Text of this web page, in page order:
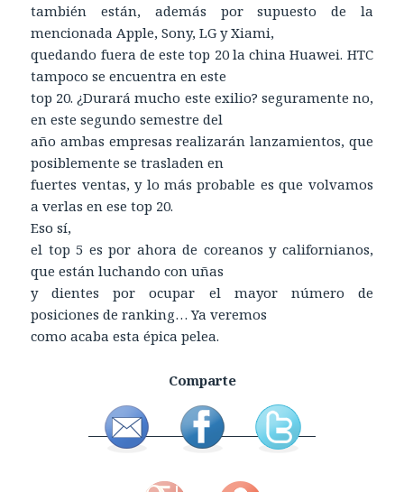
también están, además por supuesto de la
mencionada Apple, Sony, LG y Xiami,
quedando fuera de este top 20 la china Huawei. HTC
tampoco se encuentra en este
top 20. ¿Durará mucho este exilio? seguramente no,
en este segundo semestre del
año ambas empresas realizarán lanzamientos, que
posiblemente se trasladen en
fuertes ventas, y lo más probable es que volvamos
a verlas en ese top 20.
Eso sí,
el top 5 es por ahora de coreanos y californianos,
que están luchando con uñas
y dientes por ocupar el mayor número de
posiciones de ranking… Ya veremos
como acaba esta épica pelea.
Comparte